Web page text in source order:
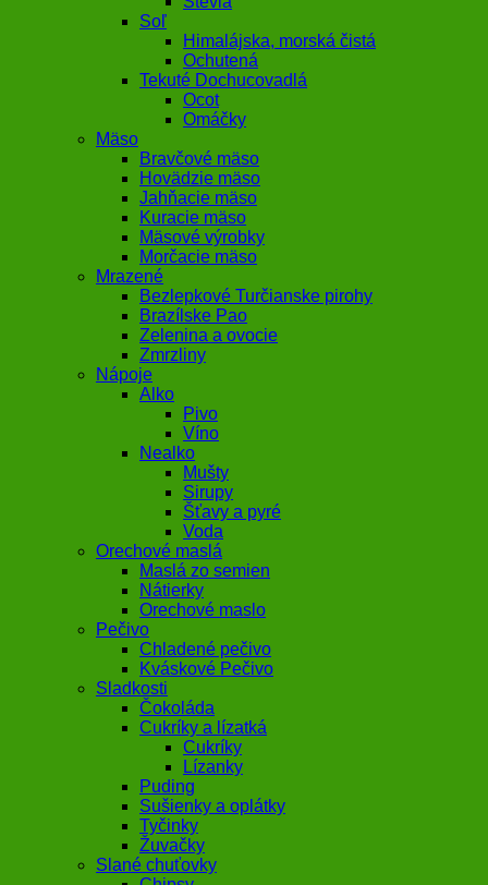
Soľ
Himalájska, morská čistá
Ochutená
Tekuté Dochucovadlá
Ocot
Omáčky
Mäso
Bravčové mäso
Hovädzie mäso
Jahňacie mäso
Kuracie mäso
Mäsové výrobky
Morčacie mäso
Mrazené
Bezlepkové Turčianske pirohy
Brazílske Pao
Zelenina a ovocie
Zmrzliny
Nápoje
Alko
Pivo
Víno
Nealko
Mušty
Sirupy
Šťavy a pyré
Voda
Orechové maslá
Maslá zo semien
Nátierky
Orechové maslo
Pečivo
Chladené pečivo
Kváskové Pečivo
Sladkosti
Čokoláda
Cukríky a lízatká
Cukríky
Lízanky
Puding
Sušienky a oplátky
Tyčinky
Žuvačky
Slané chuťovky